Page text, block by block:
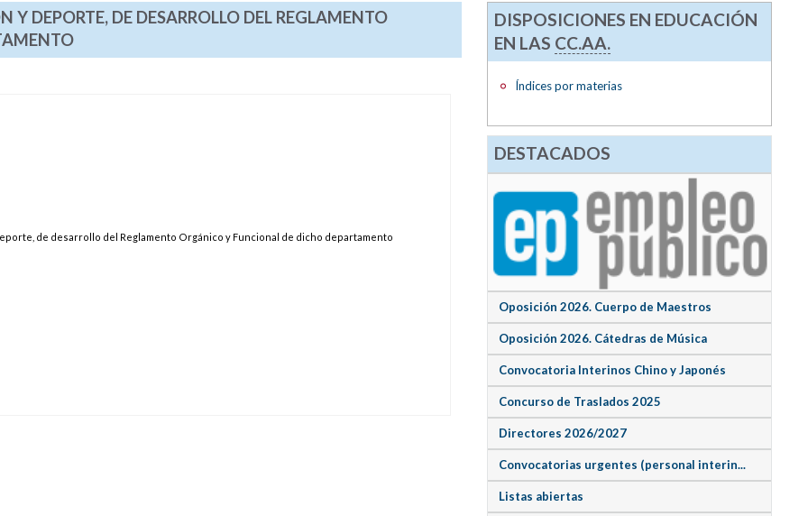
Y DEPORTE, DE DESARROLLO DEL REGLAMENTO
de desarrollo del Reglamento Orgánico y Funcional de dicho departamento
DISPOSICIONES EN EDUCACIÓN
EN LAS CC.AA.
Índices por materias
DESTACADOS
Oposición 2026. Cuerpo de Maestros
Oposición 2026. Cátedras de Música
Convocatoria Interinos Chino y Japonés
Concurso de Traslados 2025
Directores 2026/2027
Convocatorias urgentes (personal interin...
Listas abiertas